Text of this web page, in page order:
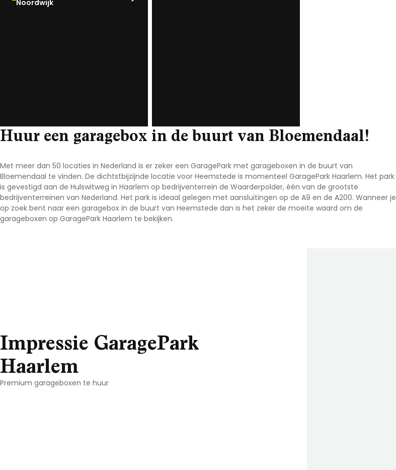
Noordwijk
Huur een garagebox in de buurt van Bloemendaal!
Met meer dan 50 locaties in Nederland is er zeker een GaragePark met garageboxen in de buurt van
Bloemendaal te vinden. De dichtstbijzijnde locatie voor Heemstede is momenteel GaragePark Haarlem. Het park
is gevestigd aan de Hulswitweg in Haarlem op bedrijventerrein de Waarderpolder, één van de grootste
bedrijventerreinen van Nederland. Het park is ideaal gelegen met aansluitingen op de A9 en de A200. Wanneer je
op zoek bent naar een garagebox in de buurt van Heemstede dan is het zeker de moeite waard om de
garageboxen op GaragePark Haarlem te bekijken.
Impressie GaragePark
Haarlem
Premium garageboxen te huur